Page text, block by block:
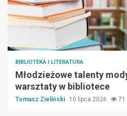
BIBLIOTEKA I LITERATURA
Młodzieżowe talenty
warsztaty w bibliotece
Tomasz Zieliński 10 lipca 2026 71